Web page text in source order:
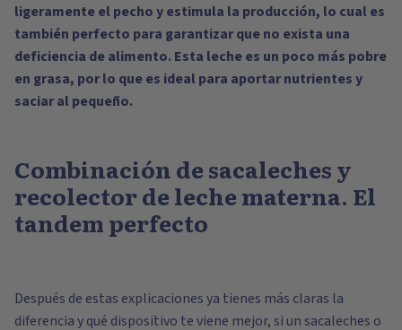
ligeramente el pecho y estimula la producción, lo cual es
también perfecto para garantizar que no exista una
deficiencia de alimento. Esta leche es un poco más pobre
en grasa, por lo que es ideal para aportar nutrientes y
saciar al pequeño.
Combinación de sacaleches y
recolector de leche materna. El
tandem perfecto
Después de estas explicaciones ya tienes más claras la
diferencia y qué dispositivo te viene mejor, si un sacaleches o